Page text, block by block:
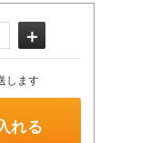
＋
します
れる